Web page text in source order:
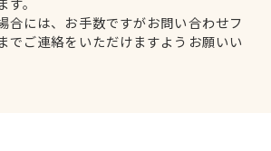
合には、お手数ですがお問い合わせフ
でご連絡をいただけますようお願いい